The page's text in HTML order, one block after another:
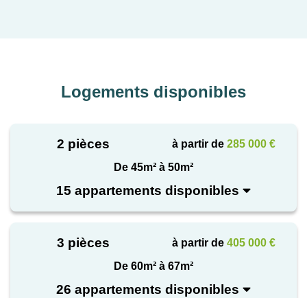
Logements disponibles
2 pièces à partir de 285 000 €
De 45m² à 50m²
15 appartements disponibles
3 pièces à partir de 405 000 €
De 60m² à 67m²
26 appartements disponibles